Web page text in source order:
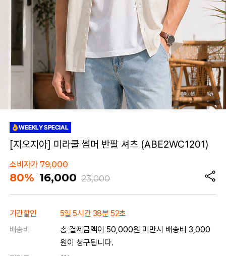
[지오지아] 미라쿨 썸머 반팔 셔츠 (ABE2WC1201)
소비자가79,000
80% 16,000 23,000
기간할인
5일 5시간 38분 52초
배송비
총 결제금액이 50,000원 미만시 배송비 3,000
원이 청구됩니다.